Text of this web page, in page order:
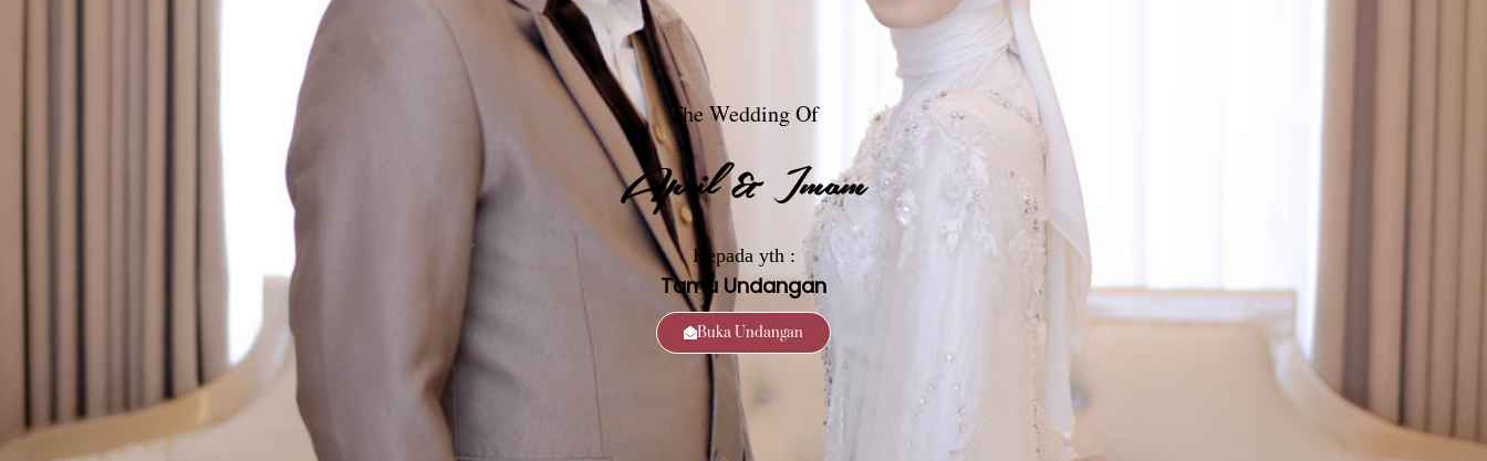
The Wedding Of
April & Imam
Kepada yth :
Tamu Undangan
Buka Undangan